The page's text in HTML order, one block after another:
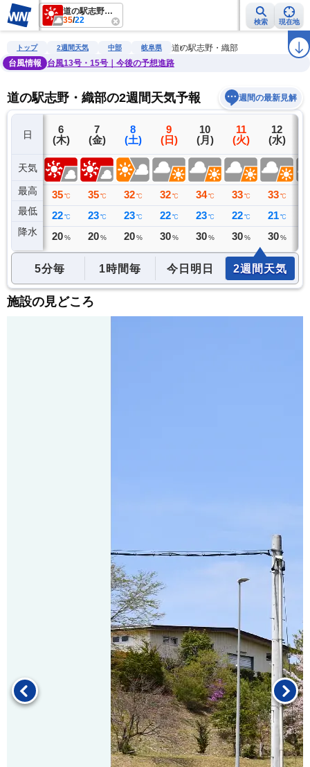
道の駅志野・織部
35/22 検索 現在地
雨雲レーダー 台風情報 地震情報 警報・注意報 ラ
トップ 2週間天気 中部 岐阜県
道の駅志野・織部
台風情報
台風13号・15号｜今後の予想進路
道の駅志野・織部の2週間天気予報 週間の最新見解
日
天気
最高
最低
降水
5
(水)
35 ℃
22 ℃
0 ミリ
6
(木)
35 ℃
22 ℃
20 %
7
(金)
35 ℃
23 ℃
20 %
8
(土)
32 ℃
23 ℃
20 %
9
(日)
32 ℃
22 ℃
30 %
10
(月)
34 ℃
23 ℃
30 %
11
(火)
33 ℃
22 ℃
30 %
12
(水)
33 ℃
21 ℃
30 %
5分毎 1時間毎 今日明日 2週間天気
施設の見どころ